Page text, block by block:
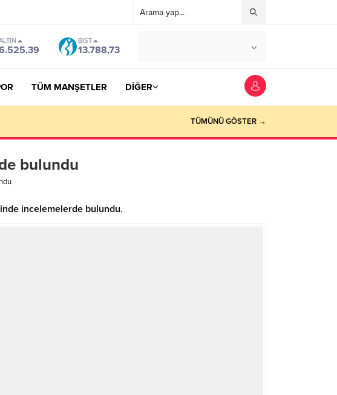
BIST
13.788,73
TÜM MANŞETLER DİĞER
TÜMÜNÜ GÖSTER →
bulundu
incelemelerde bulundu.